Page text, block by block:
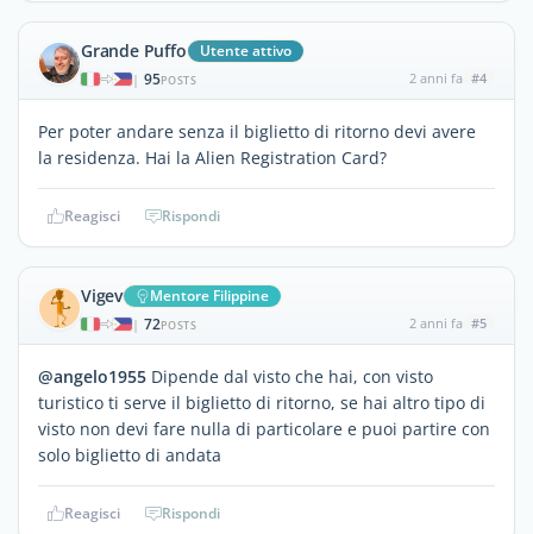
Grande Puffo Utente attivo
| 95POSTS 2 anni fa #4
Per poter andare senza il biglietto di ritorno devi avere
la residenza. Hai la Alien Registration Card?
Reagisci Rispondi
Vigev Mentore Filippine
| 72POSTS 2 anni fa #5
@angelo1955 Dipende dal visto che hai, con visto
turistico ti serve il biglietto di ritorno, se hai altro tipo di
visto non devi fare nulla di particolare e puoi partire con
solo biglietto di andata
Reagisci Rispondi